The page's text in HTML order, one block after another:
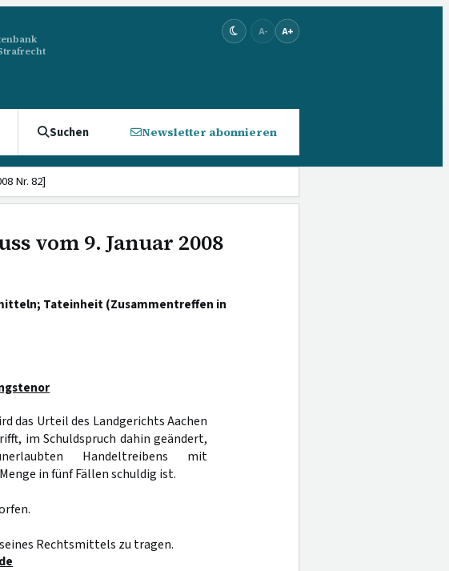
A- A+
Suchen Newsletter abonnieren
Nr. 82]
vom 9. Januar 2008
Tateinheit (Zusammentreffen in
das Urteil des Landgerichts Aachen
im Schuldspruch dahin geändert,
Handeltreibens mit
in fünf Fällen schuldig ist.
Rechtsmittels zu tragen.